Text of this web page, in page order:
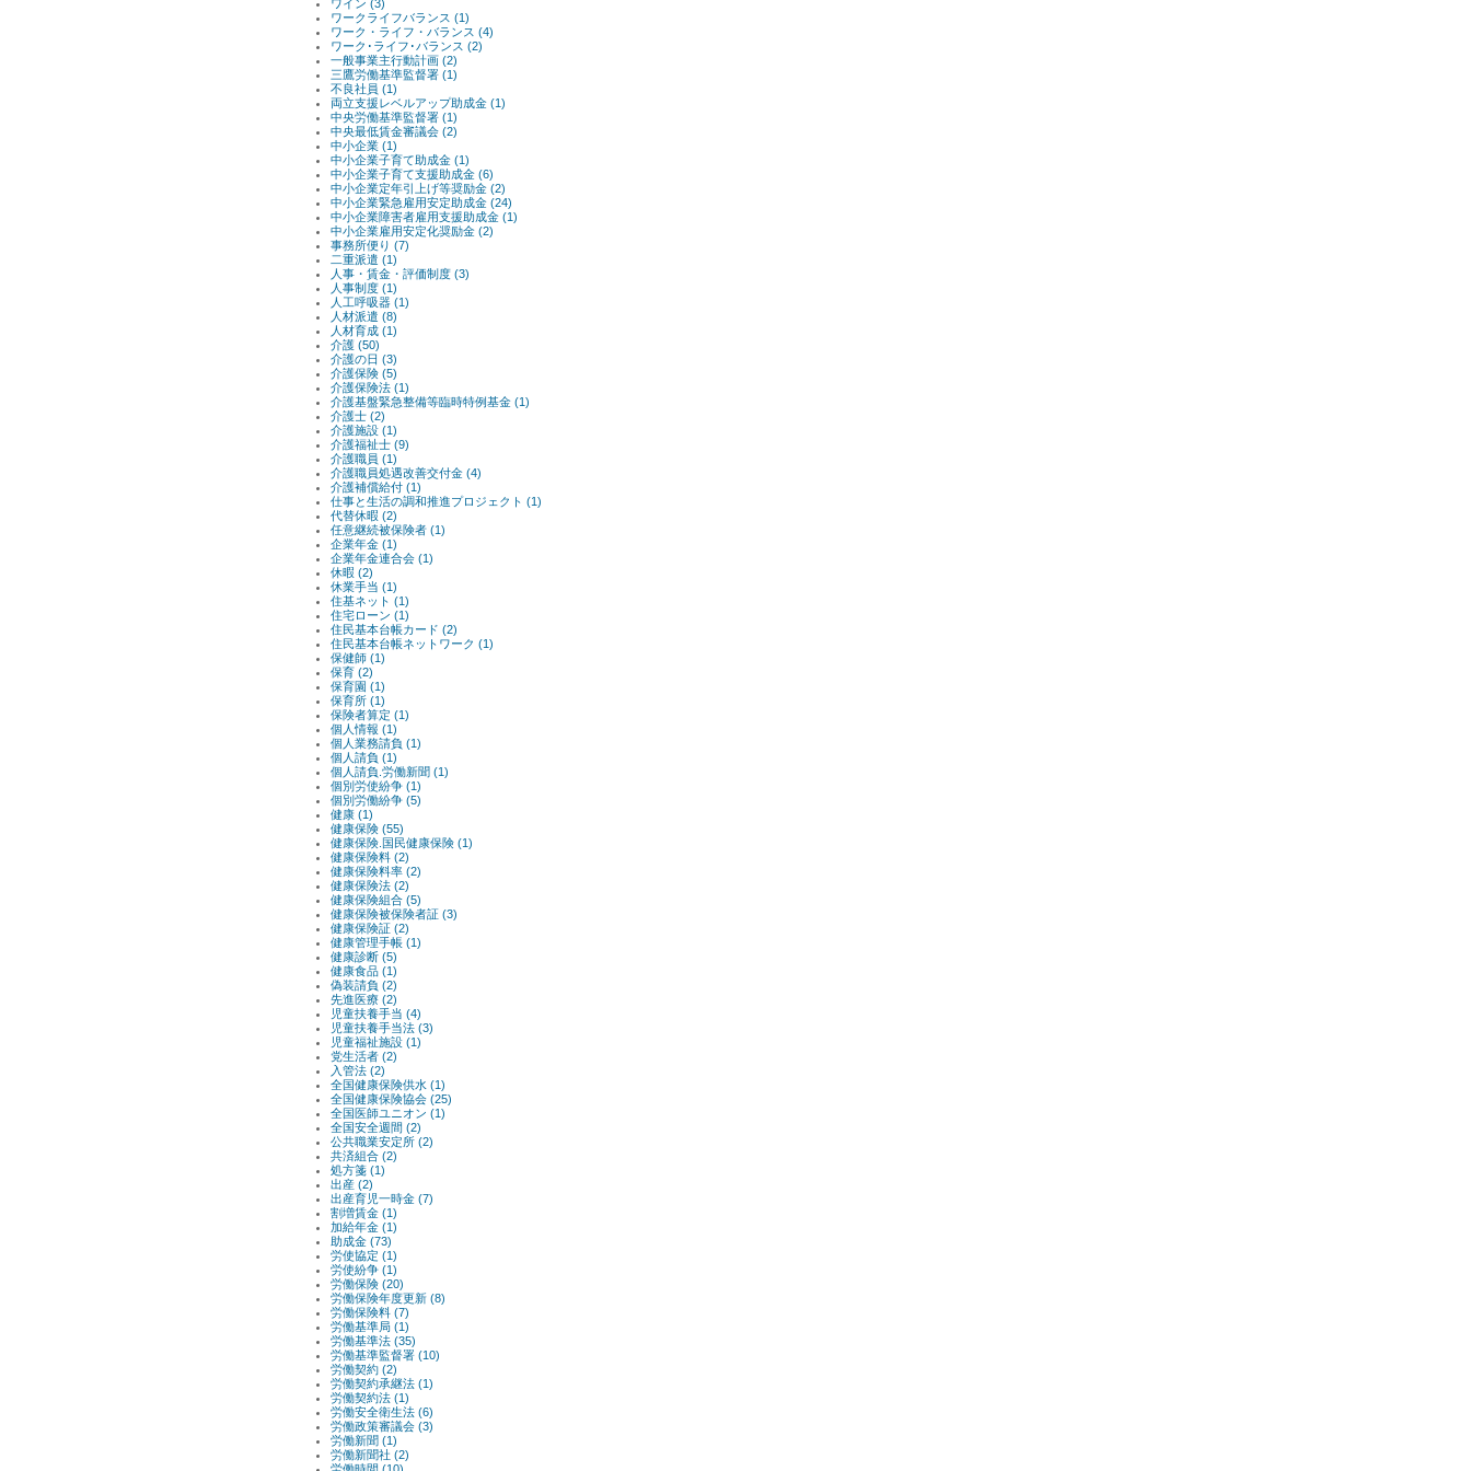
ワイン (3)
ワークライフバランス (1)
ワーク・ライフ・バランス (4)
ワーク･ライフ･バランス (2)
一般事業主行動計画 (2)
三鷹労働基準監督署 (1)
不良社員 (1)
両立支援レベルアップ助成金 (1)
中央労働基準監督署 (1)
中央最低賃金審議会 (2)
中小企業 (1)
中小企業子育て助成金 (1)
中小企業子育て支援助成金 (6)
中小企業定年引上げ等奨励金 (2)
中小企業緊急雇用安定助成金 (24)
中小企業障害者雇用支援助成金 (1)
中小企業雇用安定化奨励金 (2)
事務所便り (7)
二重派遣 (1)
人事・賃金・評価制度 (3)
人事制度 (1)
人工呼吸器 (1)
人材派遣 (8)
人材育成 (1)
介護 (50)
介護の日 (3)
介護保険 (5)
介護保険法 (1)
介護基盤緊急整備等臨時特例基金 (1)
介護士 (2)
介護施設 (1)
介護福祉士 (9)
介護職員 (1)
介護職員処遇改善交付金 (4)
介護補償給付 (1)
仕事と生活の調和推進プロジェクト (1)
代替休暇 (2)
任意継続被保険者 (1)
企業年金 (1)
企業年金連合会 (1)
休暇 (2)
休業手当 (1)
住基ネット (1)
住宅ローン (1)
住民基本台帳カード (2)
住民基本台帳ネットワーク (1)
保健師 (1)
保育 (2)
保育園 (1)
保育所 (1)
保険者算定 (1)
個人情報 (1)
個人業務請負 (1)
個人請負 (1)
個人請負.労働新聞 (1)
個別労使紛争 (1)
個別労働紛争 (5)
健康 (1)
健康保険 (55)
健康保険.国民健康保険 (1)
健康保険料 (2)
健康保険料率 (2)
健康保険法 (2)
健康保険組合 (5)
健康保険被保険者証 (3)
健康保険証 (2)
健康管理手帳 (1)
健康診断 (5)
健康食品 (1)
偽装請負 (2)
先進医療 (2)
児童扶養手当 (4)
児童扶養手当法 (3)
児童福祉施設 (1)
党生活者 (2)
入管法 (2)
全国健康保険供水 (1)
全国健康保険協会 (25)
全国医師ユニオン (1)
全国安全週間 (2)
公共職業安定所 (2)
共済組合 (2)
処方箋 (1)
出産 (2)
出産育児一時金 (7)
割増賃金 (1)
加給年金 (1)
助成金 (73)
労使協定 (1)
労使紛争 (1)
労働保険 (20)
労働保険年度更新 (8)
労働保険料 (7)
労働基準局 (1)
労働基準法 (35)
労働基準監督署 (10)
労働契約 (2)
労働契約承継法 (1)
労働契約法 (1)
労働安全衛生法 (6)
労働政策審議会 (3)
労働新聞 (1)
労働新聞社 (2)